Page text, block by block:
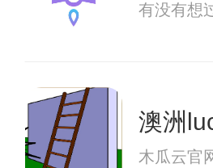
有没有想
澳洲
木瓜云官